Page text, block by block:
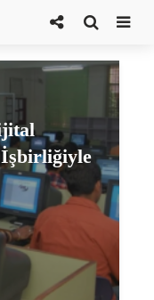
İşbirliğiyle